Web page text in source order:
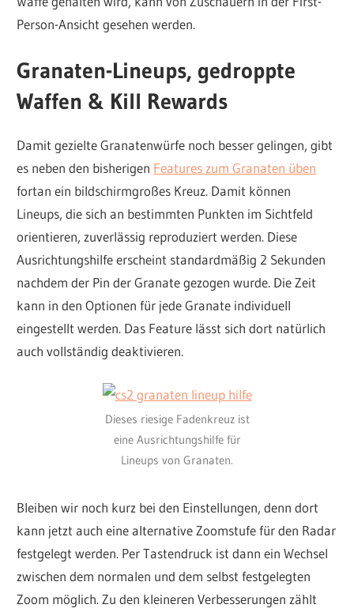
Person-Ansicht gesehen werden.
Granaten-Lineups, gedroppte
Waffen & Kill Rewards
Damit gezielte Granatenwürfe noch besser gelingen, gibt
es neben den bisherigen Features zum Granaten üben
fortan ein bildschirmgroßes Kreuz. Damit können
Lineups, die sich an bestimmten Punkten im Sichtfeld
orientieren, zuverlässig reproduziert werden. Diese
Ausrichtungshilfe erscheint standardmäßig 2 Sekunden
nachdem der Pin der Granate gezogen wurde. Die Zeit
kann in den Optionen für jede Granate individuell
eingestellt werden. Das Feature lässt sich dort natürlich
auch vollständig deaktivieren.
Dieses riesige Fadenkreuz ist
eine Ausrichtungshilfe für
Lineups von Granaten.
Bleiben wir noch kurz bei den Einstellungen, denn dort
kann jetzt auch eine alternative Zoomstufe für den Radar
festgelegt werden. Per Tastendruck ist dann ein Wechsel
zwischen dem normalen und dem selbst festgelegten
Zoom möglich. Zu den kleineren Verbesserungen zählt